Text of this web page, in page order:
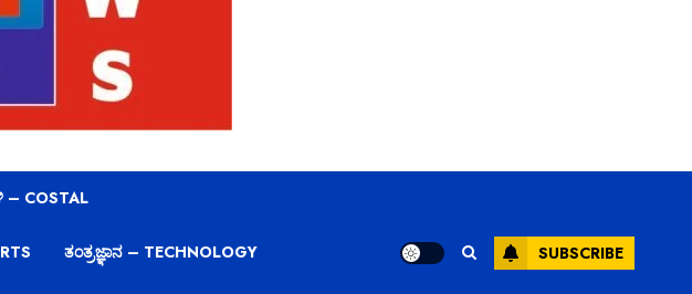
– COSTAL
ತಂತ್ರಜ್ಞಾನ – TECHNOLOGY SUBSCRIBE